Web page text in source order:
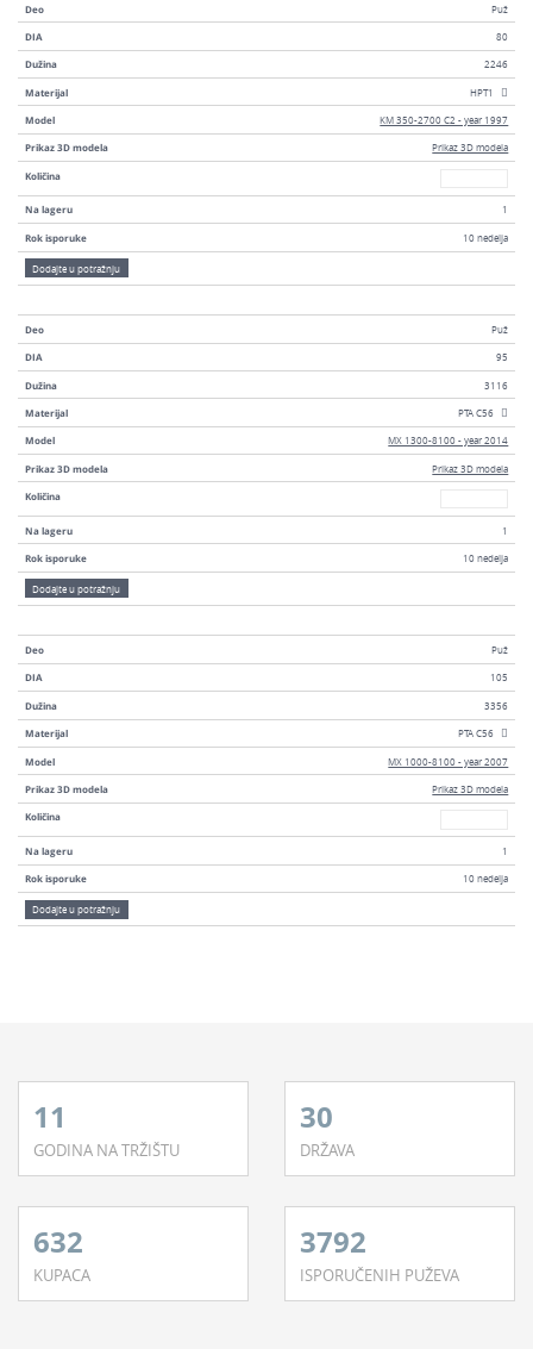
Deo Puž
DIA 80
Dužina 2246
Materijal HPT1
Model KM 350-2700 C2 - year 1997
Prikaz 3D modela Prikaz 3D modela
Količina
Na lageru 1
Rok isporuke 10 nedelja
Dodajte u potražnju
Deo Puž
DIA 95
Dužina 3116
Materijal PTA C56
Model MX 1300-8100 - year 2014
Prikaz 3D modela Prikaz 3D modela
Količina
Na lageru 1
Rok isporuke 10 nedelja
Dodajte u potražnju
Deo Puž
DIA 105
Dužina 3356
Materijal PTA C56
Model MX 1000-8100 - year 2007
Prikaz 3D modela Prikaz 3D modela
Količina
Na lageru 1
Rok isporuke 10 nedelja
Dodajte u potražnju
11
GODINA NA TRŽIŠTU
30
DRŽAVA
632
KUPACA
3792
ISPORUČENIH PUŽEVA